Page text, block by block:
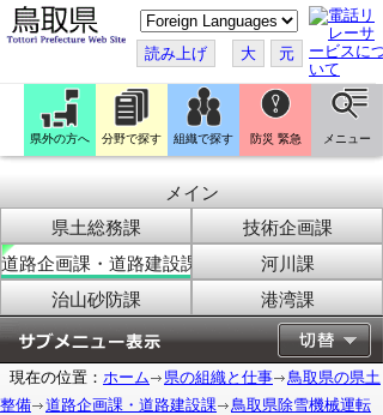
こ
の
ペ
ー
ジ
翻
訳
す
読み上げ 大 元
県外の方へ 分野で探す 組織で探す 防災 緊急 メニュー
メイン
県土総務課
技術企画課
道路企画課・道路建設課
河川課
治山砂防課
港湾課
現在の位置： ホーム 県の組織と仕事
鳥取県の県土
整備
道路企画課・道路建設課
鳥取県除雪機械運転